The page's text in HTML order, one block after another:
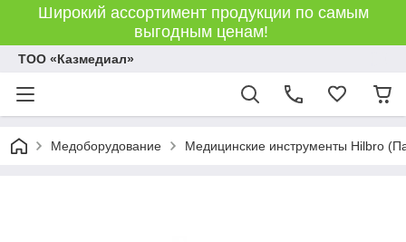
Широкий ассортимент продукции по самым
выгодным ценам!
ТОО «Казмедиал»
Медоборудование Медицинские инструменты Hilbro